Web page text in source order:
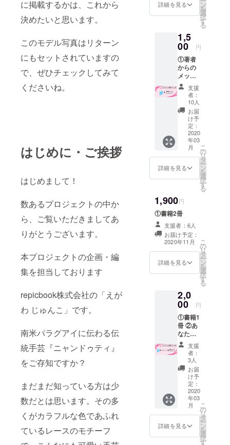
に掲載するかは、これから
決めたいと思います。
このモデル写真はリターン
にもセットされていますの
で、ぜひチェックしてみて
くださいね。
はじめに・ご挨拶
はじめまして！
数あるプロジェクトの中か
ら、ご覧いただきましてあ
りがとうございます。
本プロジェクトの企画・編
集を担当しております
repicbook株式会社の「えが
わ じゅんこ」です。
南米パラグアイに伝わる伝
統手芸『ニャンドゥティ』
をご存知ですか？
まだまだ知っている方は少
数だとは思います。その多
くがカラフルな色であふれ
ているレースのモチーフ
ご選択
くださ
い。 心
礼申し
上げま
す。
詳細を見る ン
を
選
択
す
る
1,5
00 円
①著者
からの
メッ
セージ
②書籍1
支援
者：
10人
お届
け予
定：
2020
年03
月
詳細を見る
こ
の
リ
タ
ー
ン
を
選
択
す
る
1,900円
①書籍2冊
支援者：6人
お届け予定：
2020年11月
詳細を見る
こ
の
リ
タ
ー
ン
を
選
択
す
る
2,0
00 円
①書籍1
冊 ②あ
なたの
お名前
を掲載
※ご支援
の際に
必ず備
考欄に
ご希望
のお名
前をご
記入く
ださ
い。 ③
著者か
支援
者：
3人
お届
け予
定：
2020
年03
月
詳細を見る
こ
の
リ
タ
ー
ン
を
選
択
す